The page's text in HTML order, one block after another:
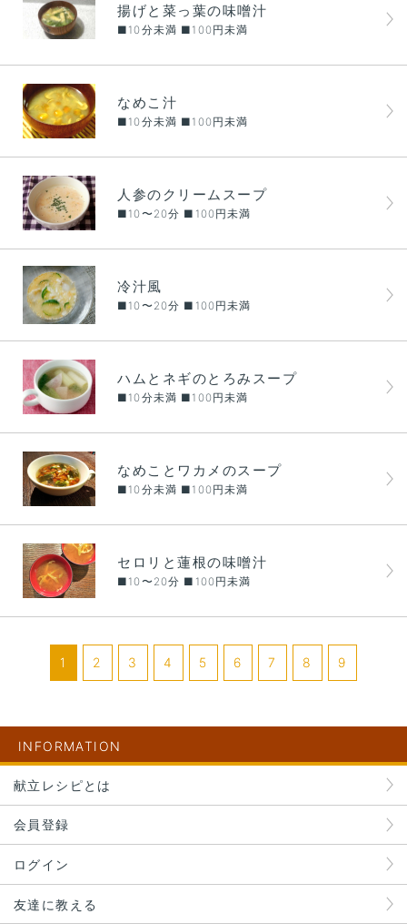
揚げと菜っ葉の味噌汁
■10分未満 ■100円未満
なめこ汁
■10分未満 ■100円未満
人参のクリームスープ
■10〜20分 ■100円未満
冷汁風
■10〜20分 ■100円未満
ハムとネギのとろみスープ
■10分未満 ■100円未満
なめことワカメのスープ
■10分未満 ■100円未満
セロリと蓮根の味噌汁
■10〜20分 ■100円未満
1 2 3 4 5 6 7 8 9
INFORMATION
献立レシピとは
会員登録
ログイン
友達に教える